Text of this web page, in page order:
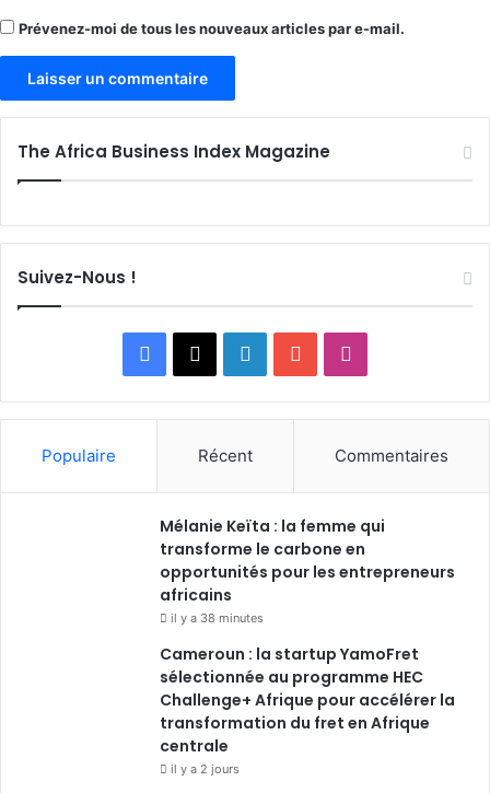
Prévenez-moi de tous les nouveaux articles par e-mail.
The Africa Business Index Magazine
Suivez-Nous !
Facebook
X LinkedinYouTube
Populaire Récent Commentaires
Mélanie Keïta : la femme qui
transforme le carbone en
opportunités pour les entrepreneurs
africains
il y a 38 minutes
Cameroun : la startup YamoFret
sélectionnée au programme HEC
Challenge+ Afrique pour accélérer la
transformation du fret en Afrique
centrale
il y a 2 jours